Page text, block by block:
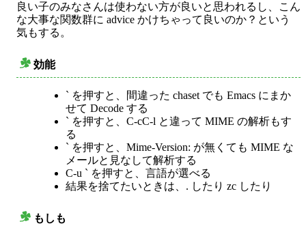
良い子のみなさんは使わない方が良いと思われるし、こん
な大事な関数群に advice かけちゃって良いのか？という
気もする。
効能
` を押すと、間違った chaset でも Emacs にまか
せて Decode する
` を押すと、C-cC-l と違って MIME の解析もす
る
` を押すと、Mime-Version: が無くても MIME な
メールと見なして解析する
C-u ` を押すと、言語が選べる
結果を捨てたいときは、. したり zc したり
もしも